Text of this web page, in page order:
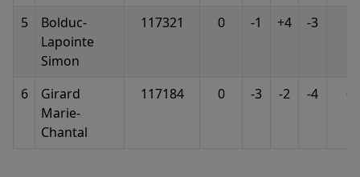
5
Bolduc-
Lapointe
Simon
117321 0 -1 +4 -3
6
Girard
Marie-
Chantal
117184 0 -3 -2 -4 0